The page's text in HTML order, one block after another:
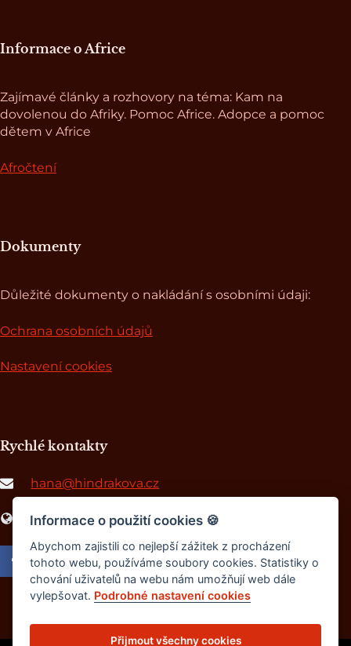
Informace o Africe
Zajímavé články a rozhovory na téma: Kam na
dovolenou do Afriky. Pomoc Africe. Adopce a pomoc
dětem v Africe
Afročtení
Dokumenty
Důležité dokumenty o nakládání s osobními údaji:
Ochrana osobních údajů
Nastavení cookies
Rychlé kontakty
hana@hindrakova.cz
www.africkepribehy.cz
Informace o použití cookies 🍪
Abychom zajistili co nejlepší zážitek z procházení
tohoto webu, používáme soubory cookies. Statistiky o
chování uživatelů na webu nám umožňují web dále
vylepšovat. Podrobné nastavení cookies
Přijmout všechny cookies